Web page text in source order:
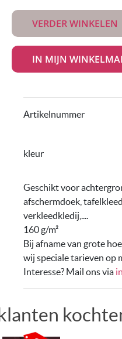
VERDER WINKELEN
Artikelnummer
kleur
Geschikt voor
afschermdoek
verkleedkledij,....
160 g/m²
Bij afname van grote
wij speciale tarieven op
Interesse? Mail ons via